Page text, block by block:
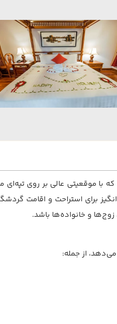
موقعیتی عالی بر روی تپه‌ای
برای استراحت و اقامت
زوج‌ها و خانواده‌ها باشد.